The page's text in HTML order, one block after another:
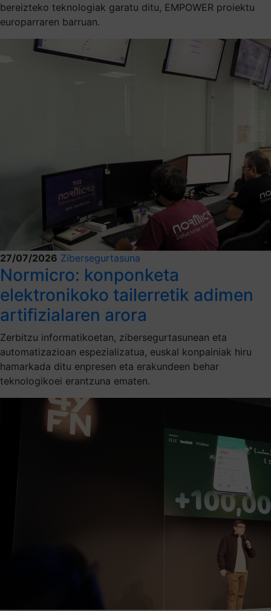
bereizteko teknologiak garatu ditu, EMPOWER proiektu
europarraren barruan.
27/07/2026 Zibersegurtasuna
Normicro: konponketa
elektronikoko tailerretik adimen
artifizialaren arora
Zerbitzu informatikoetan, zibersegurtasunean eta
automatizazioan espezializatua, euskal konpainiak hiru
hamarkada ditu enpresen eta erakundeen behar
teknologikoei erantzuna ematen.